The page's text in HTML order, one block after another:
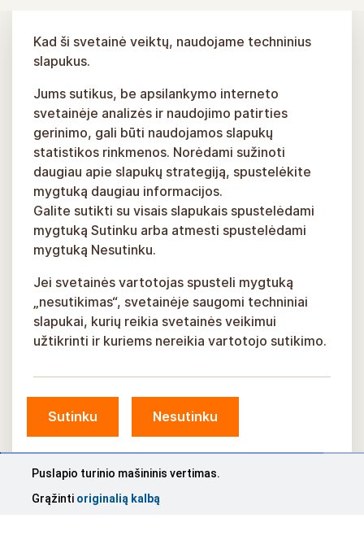
SukūrėKOSMODROMAS
Kad ši svetainė veiktų, naudojame techninius
slapukus.
Jums sutikus, be apsilankymo interneto
svetainėje analizės ir naudojimo patirties
gerinimo, gali būti naudojamos slapukų
statistikos rinkmenos. Norėdami sužinoti
daugiau apie slapukų strategiją, spustelėkite
mygtuką daugiau informacijos.
Galite sutikti su visais slapukais spustelėdami
mygtuką Sutinku arba atmesti spustelėdami
mygtuką Nesutinku.
Jei svetainės vartotojas spusteli mygtuką
„nesutikimas“, svetainėje saugomi techniniai
slapukai, kurių reikia svetainės veikimui
užtikrinti ir kuriems nereikia vartotojo sutikimo.
Sutinku Nesutinku
Puslapio turinio mašininis vertimas.
Grąžinti originalią kalbą